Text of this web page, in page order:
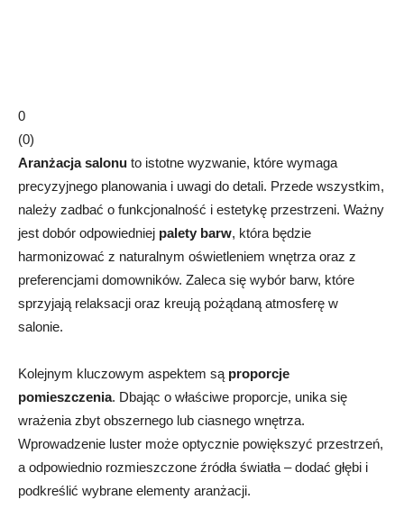
0
(0)
Aranżacja salonu to istotne wyzwanie, które wymaga
precyzyjnego planowania i uwagi do detali. Przede wszystkim,
należy zadbać o funkcjonalność i estetykę przestrzeni. Ważny
jest dobór odpowiedniej palety barw, która będzie
harmonizować z naturalnym oświetleniem wnętrza oraz z
preferencjami domowników. Zaleca się wybór barw, które
sprzyjają relaksacji oraz kreują pożądaną atmosferę w
salonie.
Kolejnym kluczowym aspektem są proporcje
pomieszczenia. Dbając o właściwe proporcje, unika się
wrażenia zbyt obszernego lub ciasnego wnętrza.
Wprowadzenie luster może optycznie powiększyć przestrzeń,
a odpowiednio rozmieszczone źródła światła – dodać głębi i
podkreślić wybrane elementy aranżacji.